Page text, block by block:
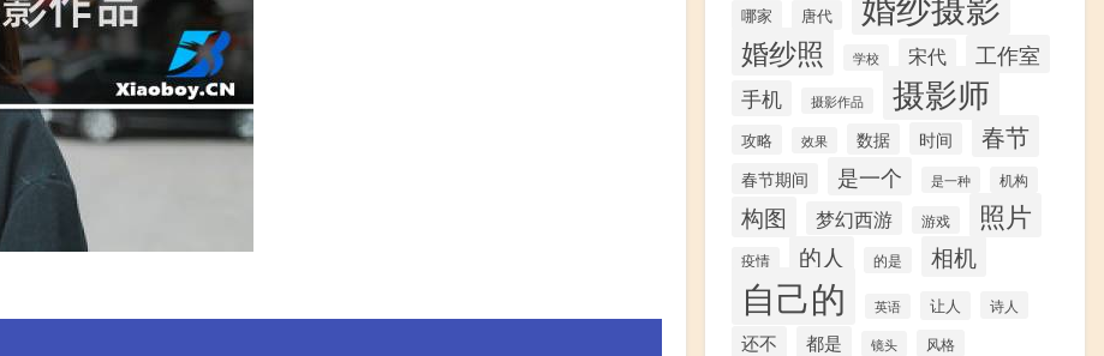
哪家 唐代
婚纱照 学校 宋代 工作室
手机 摄影作品 摄影师
攻略 效果 数据 时间 春节
春节期间 是一个 是一种 机构
构图 梦幻西游 游戏 照片
疫情 的人 的是 相机
自己的 英语 让人 诗人
还不 都是 镜头 风格